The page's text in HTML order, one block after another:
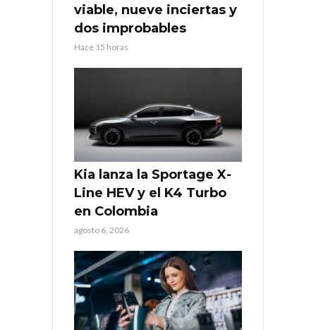
viable, nueve inciertas y
dos improbables
Hace 15 horas
Kia lanza la Sportage X-
Line HEV y el K4 Turbo
en Colombia
agosto 6, 2026